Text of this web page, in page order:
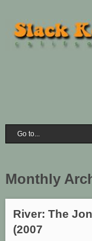
Monthly
River: The
(2007